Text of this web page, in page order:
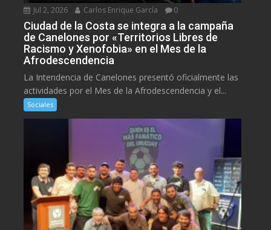
Jul 2, 2026 Carlos Enrique García 0
Ciudad de la Costa se integra a la campaña
de Canelones por «Territorios Libres de
Racismo y Xenofobia» en el Mes de la
Afrodescendencia
La Intendencia de Canelones presentó oficialmente las
actividades por el Mes de la Afrodescendencia y el...
Sociales